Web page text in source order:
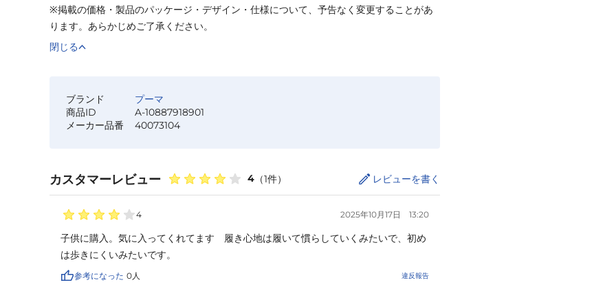
※掲載の価格・製品のパッケージ・デザイン・仕様について、予告なく変更することがあ
ります。あらかじめご了承ください。
閉じる
ブランド
プーマ
商品ID
A-10887918901
メーカー品番
40073104
カスタマーレビュー 4 （1件） レビューを書く
4 2025年10月17日 13:20
子供に購入。気に入ってくれてます　履き心地は履いて慣らしていくみたいで、初め
は歩きにくいみたいです。
参考になった 0 人 違反報告